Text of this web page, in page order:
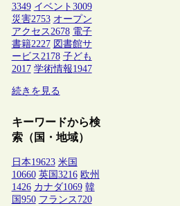
3349 イベント 3009
災害2753 オープン
アクセス 2678 電子
書籍2227 図書館サ
ービス 2178 子ども
2017 学術情報1947
続きを見る
キーワードから検
索（国・地域）
日本19623 米国
10660 英国 3216 欧州
1426 カナダ1069 韓
国 950 フランス 720